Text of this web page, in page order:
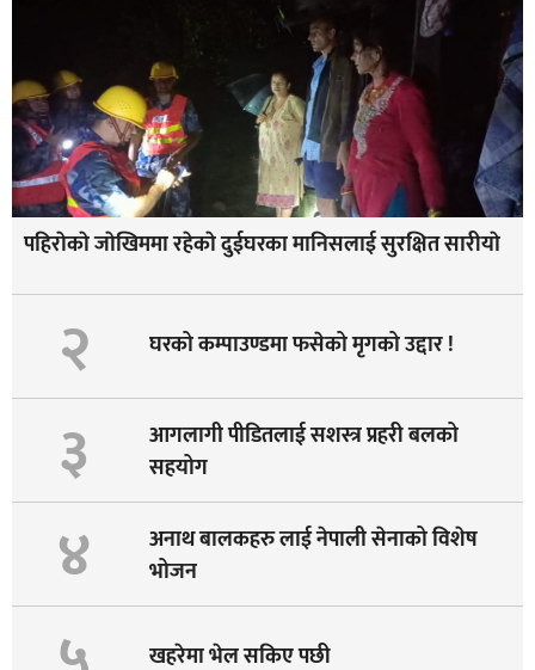
पहिराेकाे जाेखिममा रहेकाे दुईघरका मानिसलाई सुरक्षित सारीयाे
२ घरको कम्पाउण्डमा फसेको मृगको उद्दार !
३
आगलागी पीडितलाई सशस्त्र प्रहरी बलको
सहयोग
४
अनाथ बालकहरु लाई नेपाली सेनाको विशेष
भोजन
खहरेमा भेल सकिए पछी